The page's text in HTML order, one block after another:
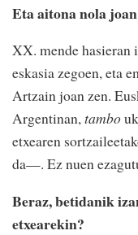
Eta aitona nola
XX. mende hasieran
eskasia zegoen, eta
Artzain joan zen.
Argentinan,tambo
etxearen
da—. Ez nuen
Beraz, betidanik
etxearekin?